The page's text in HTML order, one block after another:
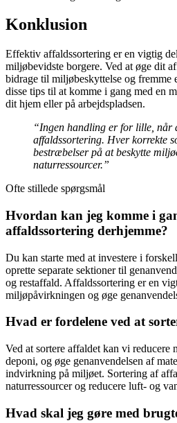
Konklusion
Effektiv affaldssortering er en vigtig
miljøbevidste borgere. Ved at øge dit
bidrage til miljøbeskyttelse og
disse tips til at komme i gang med en
dit hjem eller på arbejdspladsen.
“Ingen handling er for lille, når
affaldssortering. Hver korrekte
bestræbelser på at beskytte
naturressourcer.”
Ofte stillede spørgsmål
Hvordan kan jeg komme i
affaldssortering derhjemme?
Du kan starte med at investere i
oprette separate sektioner til
og restaffald. Affaldssortering er en
miljøpåvirkningen og øge
Hvad er fordelene ved at
Ved at sortere affaldet kan vi
deponi, og øge genanvendelsen af
indvirkning på miljøet. Sortering af
naturressourcer og reducere luft- og
Hvad skal jeg gøre med